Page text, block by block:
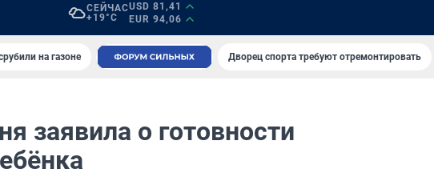
СЕЙЧАС
+19°C
USD 81,41
EUR 94,06
на газоне Дворец спорта требуют отремонтировать
заявила о готовности